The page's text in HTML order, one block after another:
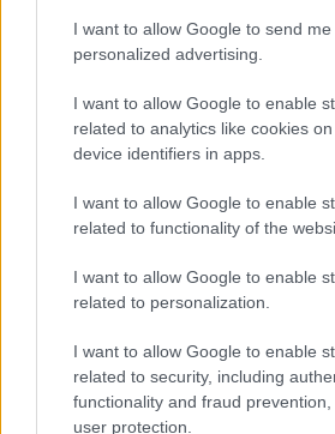
I want to allow Google to send me
personalized advertising.
I want to allow Google to enable
related to analytics like cookies
device identifiers in apps.
I want to allow Google to enable
related to functionality of the
I want to allow Google to enable
related to personalization.
I want to allow Google to enable
related to security, including
functionality and fraud
user protection.
trò chơi trực tuyến miễn phí
Video gameplay
Cách chơi Pinboard